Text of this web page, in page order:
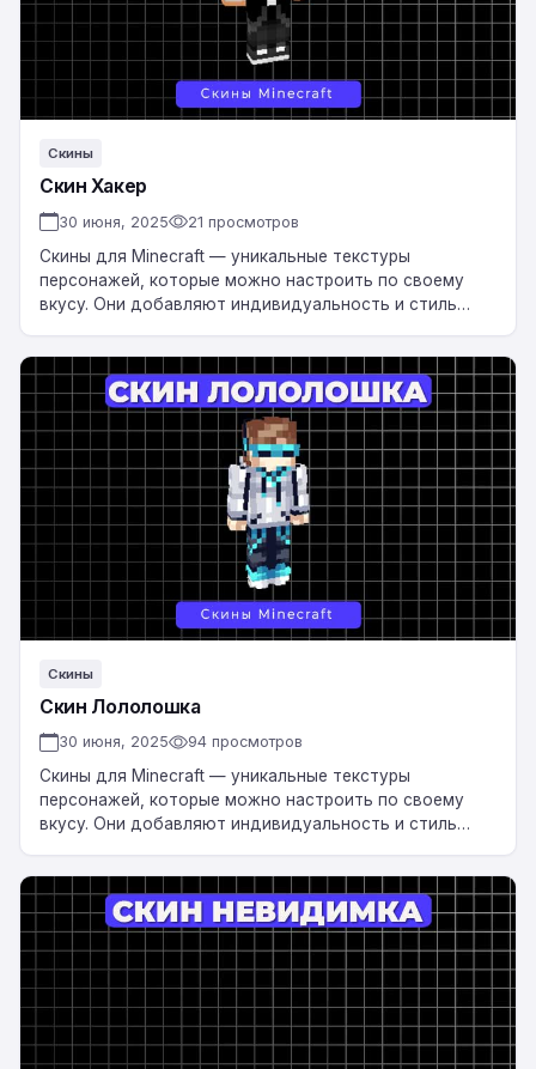
Скины
Скин Хакер
30 июня, 2025 21 просмотров
Скины для Minecraft — уникальные текстуры
персонажей, которые можно настроить по своему
вкусу. Они добавляют индивидуальность и стиль
Скин
Лололошка
Скины
Скин Лололошка
30 июня, 2025 94 просмотров
Скины для Minecraft — уникальные текстуры
персонажей, которые можно настроить по своему
вкусу. Они добавляют индивидуальность и стиль
неповторимым. Скачать Скин Лололошка…
Скин
Невидимка